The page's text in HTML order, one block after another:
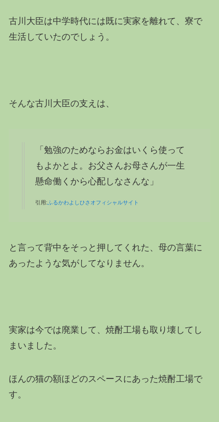
古川大臣は中学時代には既に実家を離れて、寮で
生活していたのでしょう。
そんな古川大臣の支えは、
「勉強のためならお金はいくら使って
もよかとよ。お父さんお母さんが一生
懸命働くから心配しなさんな」
引用:ふるかわよしひさオフィシャルサイト
と言って背中をそっと押してくれた、母の言葉に
あったような気がしてなりません。
実家は今では廃業して、焼酎工場も取り壊してし
まいました。
ほんの猫の額ほどのスペースにあった焼酎工場で
す。